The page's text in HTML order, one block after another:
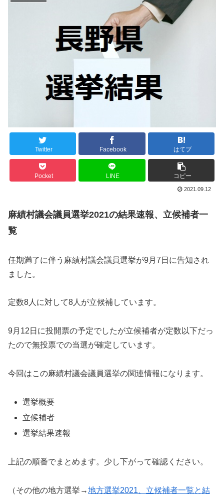
Twitter Facebook はてブ
Pocket LINE コピー
2021.09.12
麻績村議会議員選挙2021の結果速報、立候補者一
覧
任期満了に伴う麻績村議会議員選挙が9月7日に告知され
ました。
定数8人に対して8人が立候補しています。
9月12日に投開票の予定でしたが立候補者が定数以下だっ
たので無投票での当選が確定しています。
今回はこの麻績村議会議員選挙の関連情報になります。
選挙概要
立候補者
選挙結果速報
上記の順番でまとめます。少し下がって確認ください。
（その他の地方選挙→地方選挙2021、立候補者一覧と結